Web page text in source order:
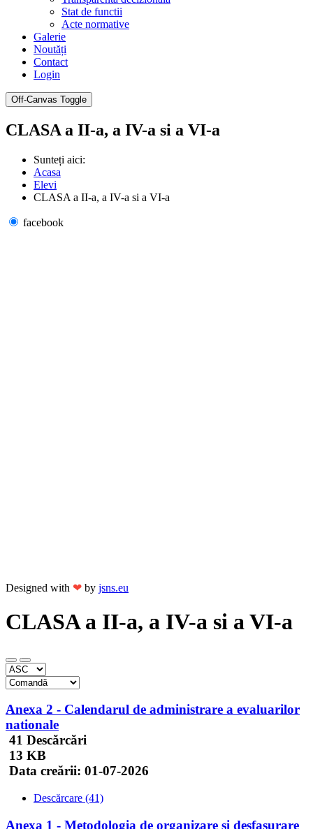
Stat de functii
Acte normative
Galerie
Noutăți
Contact
Login
Off-Canvas Toggle
CLASA a II-a, a IV-a si a VI-a
Sunteți aici:
Acasa
Elevi
CLASA a II-a, a IV-a si a VI-a
facebook
Designed with ❤ by jsns.eu
CLASA a II-a, a IV-a si a VI-a
Anexa 2 - Calendarul de administrare a evaluarilor
nationale
41 Descărcări
13 KB
Data creării: 01-07-2026
Descărcare (41)
Anexa 1 - Metodologia de organizare si desfasurare